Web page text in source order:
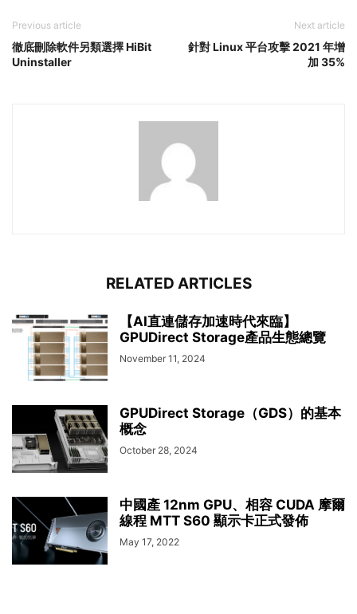
Previous article
徹底刪除軟件另類選擇 HiBit
Uninstaller
Next article
針對 Linux 平台攻擊 2021 年增
加 35%
RELATED ARTICLES
【AI直連儲存加速時代來臨】
GPUDirect Storage產品生態總覽
November 11, 2024
GPUDirect Storage（GDS）的基本
概念
October 28, 2024
中國產 12nm GPU、相容 CUDA 摩爾
線程 MTT S60 顯示卡正式發佈
May 17, 2022